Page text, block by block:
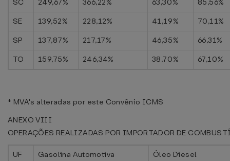
SC
249,67% 366,22% 63,30%
85,56%
SE
139,52% 228,12% 41,19%
70,11%
SP
137,87% 217,17% 46,35%
66,31%
TO
159,75% 246,34% 38,70% 67,10%
* MVA's alteradas por este Convênio ICMS
ANEXO VIII
OPERAÇÕES REALIZADAS POR IMPORTADOR DE
UF Gasolina Automotiva
Óleo Diesel